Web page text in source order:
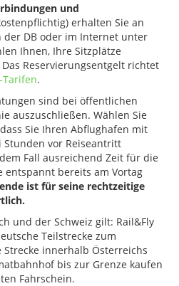
und
erhalten Sie an
DB oder im Internet unter
Ihnen, Ihre Sitzplätze
Reservierungsentgelt richtet
Tarifen.
sind bei öffentlichen
auszuschließen. Wählen Sie
Sie Ihren Abflughafen mit
Stunden vor Reiseantritt
Fall ausreichend Zeit für die
entspannt bereits am Vortag
ist für seine rechtzeitige
und der Schweiz gilt: Rail&Fly
Teilstrecke zum
innerhalb Österreichs
bis zur Grenze kaufen
Fahrschein.